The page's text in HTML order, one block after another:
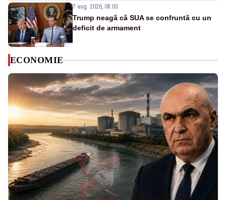
7 aug. 2026, 08:03
Trump neagă că SUA se confruntă cu un
deficit de armament
ECONOMIE